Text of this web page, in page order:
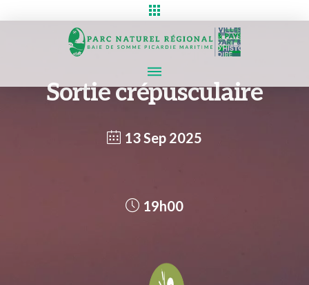
Sortie crépusculaire
13 Sep 2025
19h00